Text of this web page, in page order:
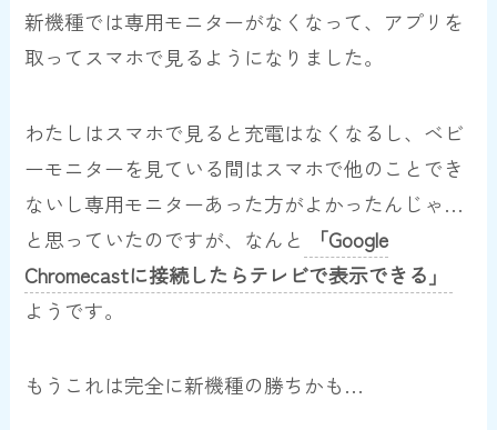
新機種では専用モニターがなくなって、アプリを
取ってスマホで見るようになりました。
わたしはスマホで見ると充電はなくなるし、ベビ
ーモニターを見ている間はスマホで他のことでき
ないし専用モニターあった方がよかったんじゃ…
と思っていたのですが、なんと
「Google
Chromecastに接続したらテレビで表示できる」
ようです。
もうこれは完全に新機種の勝ちかも…